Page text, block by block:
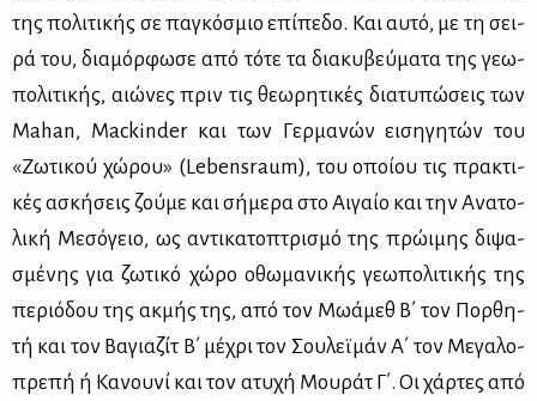
της πο­λι­τι­κής σε πα­γκό­σμιο επί­πε­δο. Και αυ­τό, με τη σει­
ρά του, δια­μόρ­φω­σε από τό­τε τα δια­κυ­βεύ­μα­τα της γε­ω­
πο­λι­τι­κής, αιώ­νες πριν τις θε­ω­ρη­τι­κές δια­τυ­πώ­σεις των
Mahan, Mackinder και των Γερ­μα­νών ει­ση­γη­τών του
«Zω­τι­κού χώ­ρου» (Lebensraum), του οποί­ου τις πρα­κτι­
κές ασκή­σεις ζού­με και σή­με­ρα στο Αι­γαίο και την Ανα­το­
λι­κή Με­σό­γειο, ως αντι­κα­το­πτρι­σμό της πρώ­ι­μης δι­ψα­
σμέ­νης για ζω­τι­κό χώ­ρο οθω­μα­νι­κής γε­ω­πο­λι­τι­κής της
πε­ριό­δου της ακ­μής της, από τον Μω­ά­μεθ Β΄ τον Πορ­θη­
τή και τον Βα­για­ζίτ Β΄ μέ­χρι τον Σου­λεϊ­μάν Α΄ τον Με­γα­λο­
πρε­πή ή Κα­νου­νί και τον ατυ­χή Μου­ράτ Γ΄. Οι χάρ­τες από